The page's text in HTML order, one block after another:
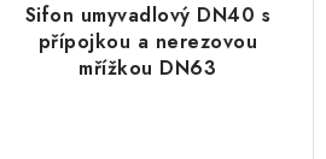
Sifon umyvadlový DN40 s
přípojkou a nerezovou
mřížkou DN63